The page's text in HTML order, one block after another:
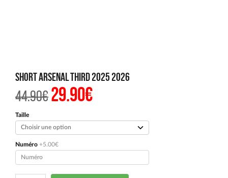
Short Arsenal Third 2025 2026
44.90€Le
prix
était :
44.90€.
29.90€Le
prix
est :
29.90€.
Taille
Numéro +5.00€